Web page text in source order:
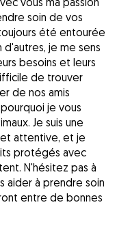
soin de vos
été entourée
je me sens
besoins et leurs
de trouver
de nos amis
je vous
Je suis une
attentive, et je
protégés avec
N'hésitez pas à
aider à prendre soin
entre de bonnes